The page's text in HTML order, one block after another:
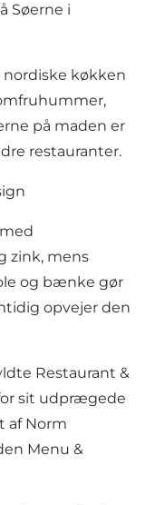
Søerne i
nordiske køkken
på maden er
restauranter.
zink, mens
og bænke gør
opvejer den
Restaurant &
sit udprægede
af Norm
Menu &